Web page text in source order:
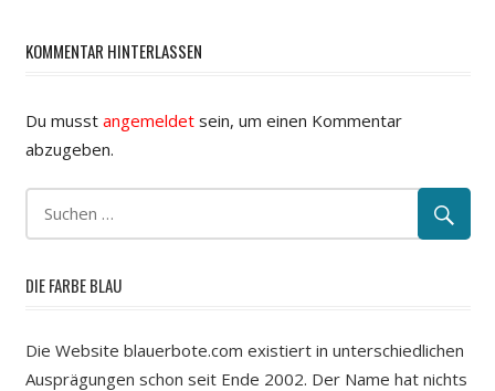
KOMMENTAR HINTERLASSEN
Du musst angemeldetsein, um einen Kommentar
abzugeben.
DIE FARBE BLAU
Die Website blauerbote.com existiert in unterschiedlichen
Ausprägungen schon seit Ende 2002. Der Name hat nichts